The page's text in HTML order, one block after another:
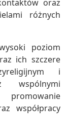
oraz
różnych
poziom
ich szczere
i
wspólnymi
promowanie
współpracy